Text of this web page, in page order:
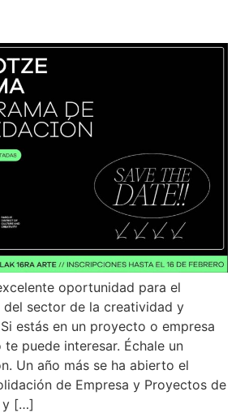
oportunidad para el
sector de la creatividad y
estás en un proyecto o empresa
puede interesar. Échale un
Un año más se ha abierto el
de Empresa y Proyectos de
y […]